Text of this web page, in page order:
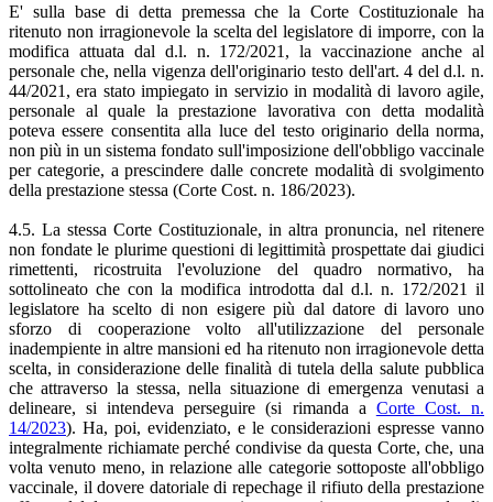
E' sulla base di detta premessa che la Corte Costituzionale ha
ritenuto non irragionevole la scelta del legislatore di imporre, con la
modifica attuata dal d.l. n. 172/2021, la vaccinazione anche al
personale che, nella vigenza dell'originario testo dell'art. 4 del d.l. n.
44/2021, era stato impiegato in servizio in modalità di lavoro agile,
personale al quale la prestazione lavorativa con detta modalità
poteva essere consentita alla luce del testo originario della norma,
non più in un sistema fondato sull'imposizione dell'obbligo vaccinale
per categorie, a prescindere dalle concrete modalità di svolgimento
della prestazione stessa (Corte Cost. n. 186/2023).
4.5. La stessa Corte Costituzionale, in altra pronuncia, nel ritenere
non fondate le plurime questioni di legittimità prospettate dai giudici
rimettenti, ricostruita l'evoluzione del quadro normativo, ha
sottolineato che con la modifica introdotta dal d.l. n. 172/2021 il
legislatore ha scelto di non esigere più dal datore di lavoro uno
sforzo di cooperazione volto all'utilizzazione del personale
inadempiente in altre mansioni ed ha ritenuto non irragionevole detta
scelta, in considerazione delle finalità di tutela della salute pubblica
che attraverso la stessa, nella situazione di emergenza venutasi a
delineare, si intendeva perseguire (si rimanda a Corte Cost. n.
14/2023). Ha, poi, evidenziato, e le considerazioni espresse vanno
integralmente richiamate perché condivise da questa Corte, che, una
volta venuto meno, in relazione alle categorie sottoposte all'obbligo
vaccinale, il dovere datoriale di repechage il rifiuto della prestazione